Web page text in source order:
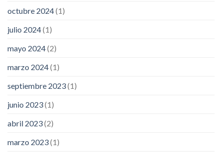
octubre 2024(1)
julio 2024(1)
mayo 2024(2)
marzo 2024(1)
septiembre 2023(1)
junio 2023(1)
abril 2023(2)
marzo 2023(1)